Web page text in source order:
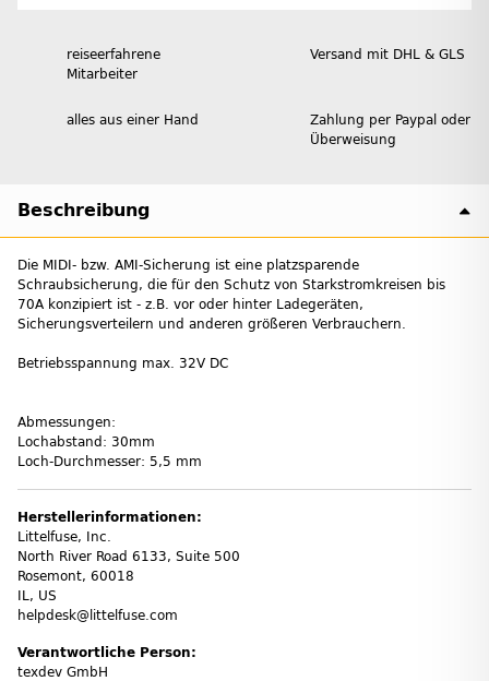
reiseerfahrene
Mitarbeiter
Versand mit DHL & GLS
alles aus einer Hand
Zahlung per Paypal oder
Überweisung
Beschreibung
Die MIDI- bzw. AMI-Sicherung ist eine platzsparende
Schraubsicherung, die für den Schutz von Starkstromkreisen bis
70A konzipiert ist - z.B. vor oder hinter Ladegeräten,
Sicherungsverteilern und anderen größeren Verbrauchern.
Betriebsspannung max. 32V DC
Abmessungen:
Lochabstand: 30mm
Loch-Durchmesser: 5,5 mm
Herstellerinformationen:
Littelfuse, Inc.
North River Road 6133, Suite 500
Rosemont, 60018
IL, US
helpdesk@littelfuse.com
Verantwortliche Person:
texdev GmbH